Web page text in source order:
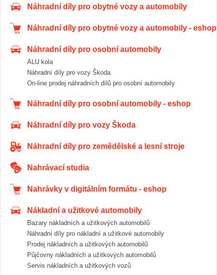
Náhradní díly pro obytné vozy a automobily
Náhradní díly pro obytné vozy a automobily - eshop
Náhradní díly pro osobní automobily
ALU kola
Náhradní díly pro vozy Škoda
On-line prodej náhradních dílů pro osobní automobily
Náhradní díly pro osobní automobily - eshop
Náhradní díly pro vozy Škoda
Náhradní díly pro zemědělské a lesní stroje
Nahrávací studia
Nahrávky v digitálním formátu - eshop
Nákladní a užitkové automobily
Bazary nákladních a užitkových automobilů
Náhradní díly pro nákladní a užitkové automobily
Prodej nákladních a užitkových automobilů
Půjčovny nákladních a užitkových automobilů
Servis nákladních a užitkových vozů